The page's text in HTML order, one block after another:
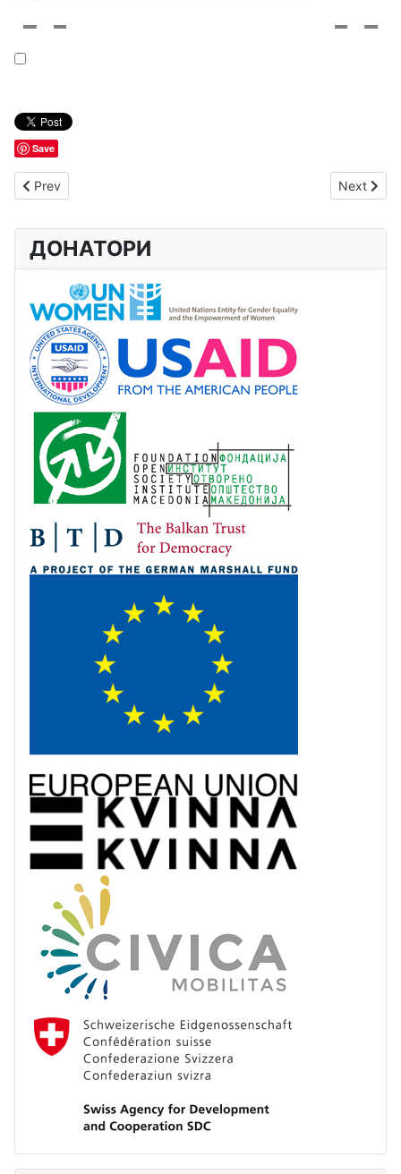
Save
Previous article: Повик за ангажирање на стручно лице за
Prev Next
Next
ДОНАТОРИ